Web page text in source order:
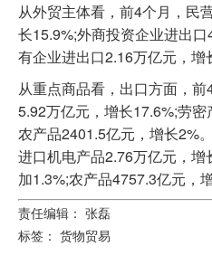
从外贸主体看，前4个月，民
长15.9%;外商投资企业进出
有企业进出口2.16万亿元，增
从重点商品看，出口方面，
5.92万亿元，增长17.6%;劳
农产品2401.5亿元，增长2%
进口机电产品2.76万亿元，
加1.3%;农产品4757.3亿元，
责任编辑： 张磊
标签： 货物贸易